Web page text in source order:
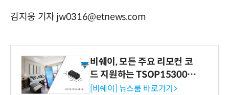
김지웅 기자 jw0316@etnews.com
비쉐이, 모든 주요 리모컨 코
드 지원하는 TSOP15300 시
리즈 IR 수신기 출시
[비쉐이] 뉴스룸 바로가기>